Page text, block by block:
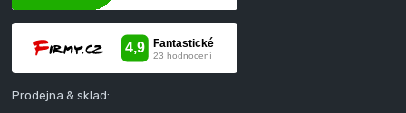
Prodejna & sklad: